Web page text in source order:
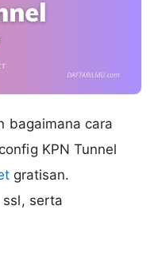
bagaimana cara
KPN Tunnel
gratisan.
serta